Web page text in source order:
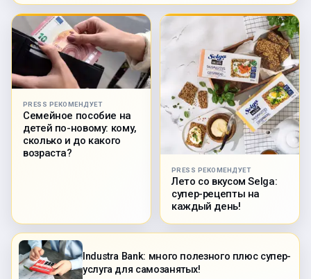
PRESS РЕКОМЕНДУЕТ
Семейное пособие на
детей по-новому: кому,
сколько и до какого
возраста?
PRESS РЕКОМЕНДУЕТ
Лето со вкусом Selga:
супер-рецепты на
каждый день!
Industra Bank: много полезного плюс супер-
услуга для самозанятых!